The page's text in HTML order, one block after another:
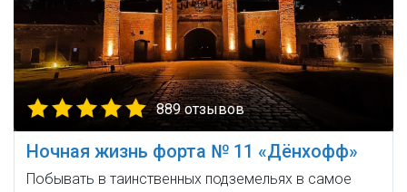
889 отзывов
Ночная жизнь форта № 11 «Дёнхофф»
Побывать в таинственных подземельях в самое